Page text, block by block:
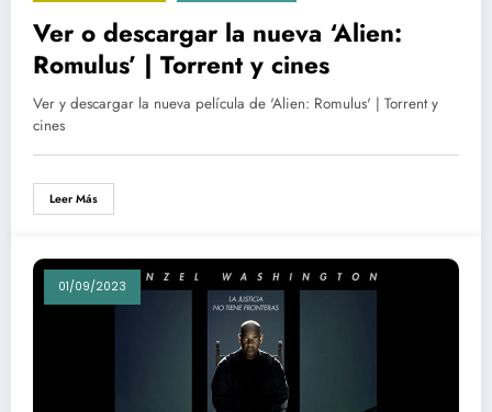
Ver o descargar la nueva ‘Alien:
Romulus’ | Torrent y cines
Ver y descargar la nueva película de 'Alien: Romulus' | Torrent y
cines
Leer Más
01/09/2023